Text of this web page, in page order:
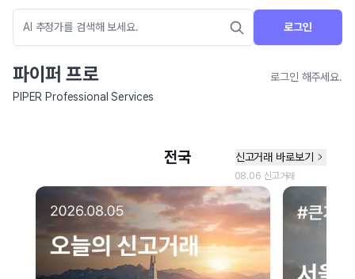
로그인
파이퍼 프로
로그인 해주세요.
PIPER Professional Services